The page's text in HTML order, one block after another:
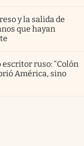
y la salida de
que hayan
ruso: “Colón
América, sino